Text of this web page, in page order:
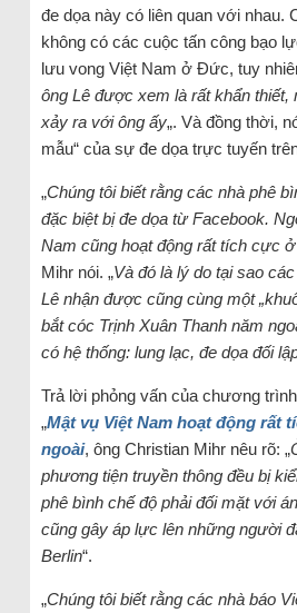
đe dọa này có liên quan với nhau.
không có các cuộc tấn công bạo
lưu vong Việt Nam ở Đức, tuy
ông Lê được xem là rất khẩn thiết,
xảy ra với ông ấy„. Và đồng thời,
mẫu“ của sự đe dọa trực tuyến
„Chúng tôi biết rằng các nhà phê
đặc biệt bị đe dọa từ Facebook.
Nam cũng hoạt động rất tích cực
Mihr nói. „Và đó là lý do tại sao
Lê nhận được cũng cùng một
bắt cóc Trịnh Xuân Thanh năm
có hệ thống: lung lạc, đe dọa đối
Trả lời phỏng vấn của chương
„Mật vụ Việt Nam hoạt động rất
ngoài, ông Christian Mihr nêu rõ: „
phương tiện truyền thông đều bị
phê bình chế độ phải đối mặt với
cũng gây áp lực lên những người
Berlin“.
„Chúng tôi biết rằng các nhà báo